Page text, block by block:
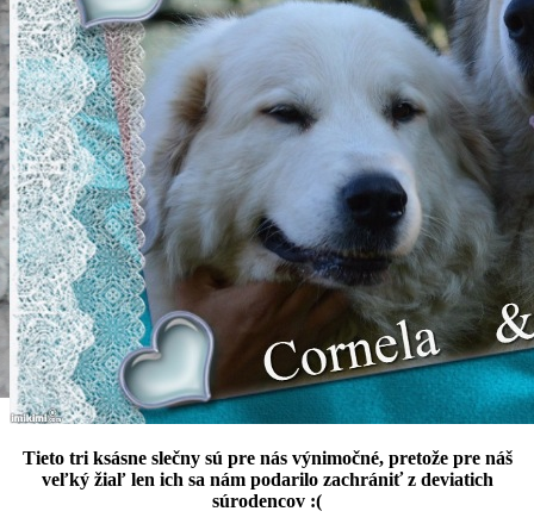
Tieto tri ksásne slečny sú pre nás výnimočné, pretože pre náš
veľký žiaľ len ich sa nám podarilo zachrániť z deviatich
súrodencov :(